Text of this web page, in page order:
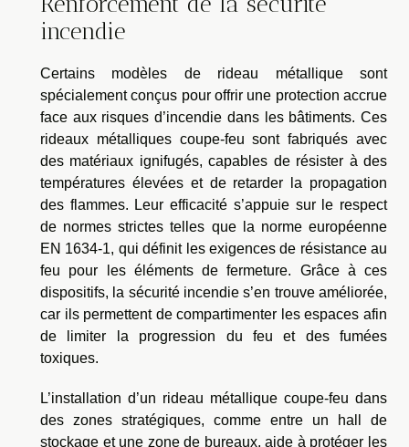
incendie
Certains modèles de rideau métallique sont
spécialement conçus pour offrir une protection accrue
face aux risques d’incendie dans les bâtiments. Ces
rideaux métalliques coupe-feu sont fabriqués avec
des matériaux ignifugés, capables de résister à des
températures élevées et de retarder la propagation
des flammes. Leur efficacité s’appuie sur le respect
de normes strictes telles que la norme européenne
EN 1634-1, qui définit les exigences de résistance au
feu pour les éléments de fermeture. Grâce à ces
dispositifs, la sécurité incendie s’en trouve améliorée,
car ils permettent de compartimenter les espaces afin
de limiter la progression du feu et des fumées
toxiques.
L’installation d’un rideau métallique coupe-feu dans
des zones stratégiques, comme entre un hall de
stockage et une zone de bureaux, aide à protéger les